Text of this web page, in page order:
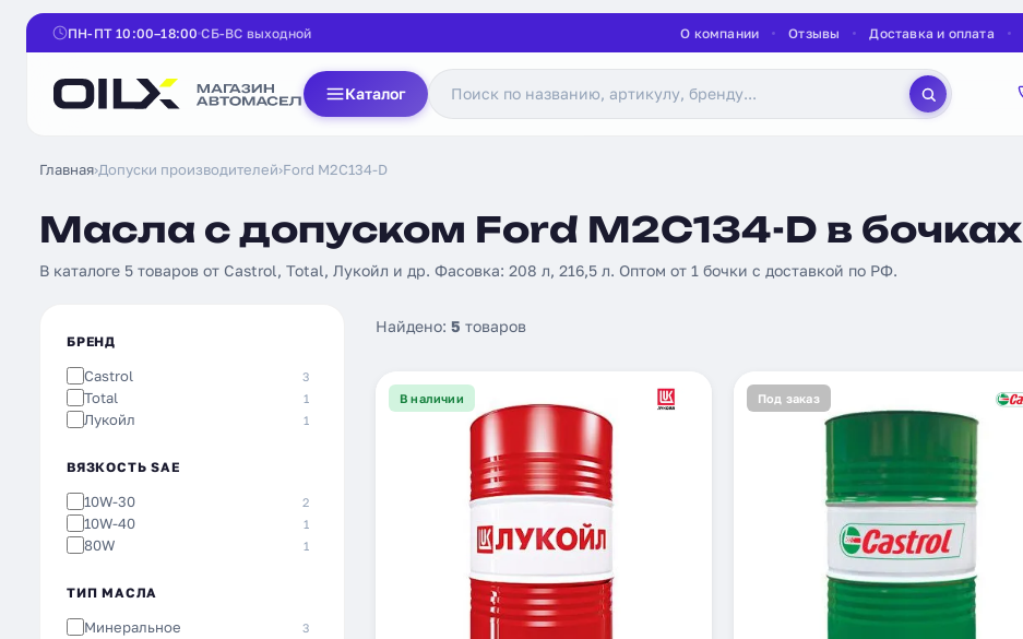
ПН-ПТ 10:00–18:00 СБ-ВС выходной О компании Отзывы Доставка и оплата
Каталог
Главная›Допуски производителей›Ford M2C134-D
Масла с допуском Ford M2C134-D в бочках
В каталоге 5 товаров от Castrol, Total, Лукойл и др. Фасовка: 208 л, 216,5 л. Оптом от 1 бочки с доставкой по РФ.
БРЕНД
Castrol 3
Total 1
Лукойл 1
ВЯЗКОСТЬ SAE
10W-30 2
10W-40 1
80W 1
ТИП МАСЛА
Минеральное 3
Найдено: 5 товаров
В наличии Под заказ